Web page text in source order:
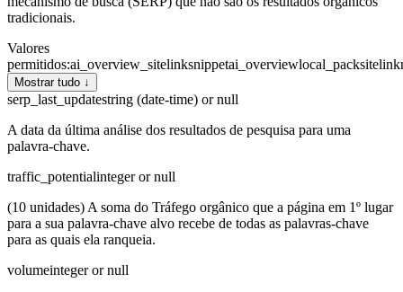
tradicionais.
Valores
permitidos:ai_overview_sitelinksnippetai_overviewlocal_packsitelink
Mostrar tudo ↓
serp_last_updatestring (date-time) or null
A data da última análise dos resultados de pesquisa para uma
palavra-chave.
traffic_potentialinteger or null
(10 unidades) A soma do Tráfego orgânico que a página em 1º lugar
para a sua palavra-chave alvo recebe de todas as palavras-chave
para as quais ela ranqueia.
volumeinteger or null